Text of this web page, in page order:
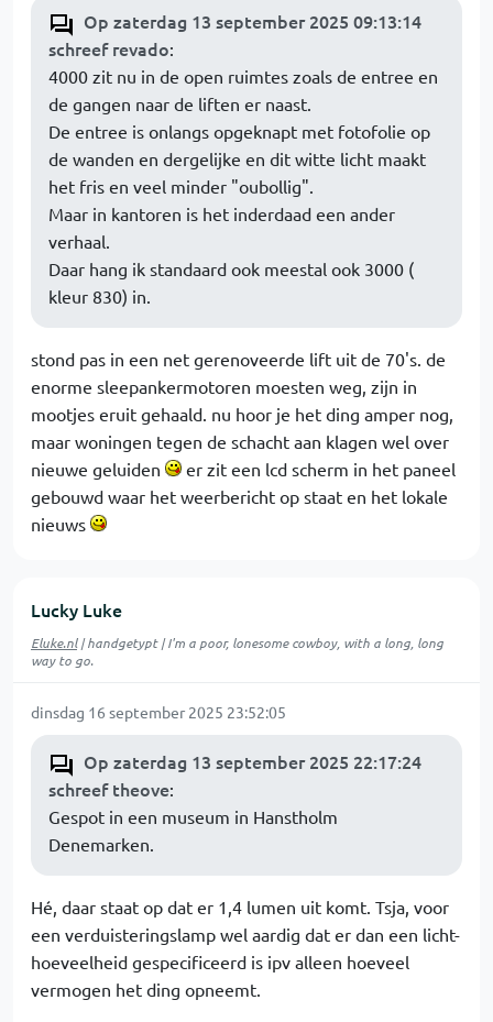
Op zaterdag 13 september 2025 09:13:14
schreef revado:
4000 zit nu in de open ruimtes zoals de entree en
de gangen naar de liften er naast.
De entree is onlangs opgeknapt met fotofolie op
de wanden en dergelijke en dit witte licht maakt
het fris en veel minder "oubollig".
Maar in kantoren is het inderdaad een ander
verhaal.
Daar hang ik standaard ook meestal ook 3000 (
kleur 830) in.
stond pas in een net gerenoveerde lift uit de 70's. de
enorme sleepankermotoren moesten weg, zijn in
mootjes eruit gehaald. nu hoor je het ding amper nog,
maar woningen tegen de schacht aan klagen wel over
nieuwe geluiden
er zit een lcd scherm in het paneel
gebouwd waar het weerbericht op staat en het lokale
nieuws
Lucky Luke
Eluke.nl| handgetypt | I'm a poor, lonesome cowboy, with a long, long
way to go.
dinsdag 16 september 2025 23:52:05
Op zaterdag 13 september 2025 22:17:24
schreef theove:
Gespot in een museum in Hanstholm
Denemarken.
Hé, daar staat op dat er 1,4 lumen uit komt. Tsja, voor
een verduisteringslamp wel aardig dat er dan een licht-
hoeveelheid gespecificeerd is ipv alleen hoeveel
vermogen het ding opneemt.